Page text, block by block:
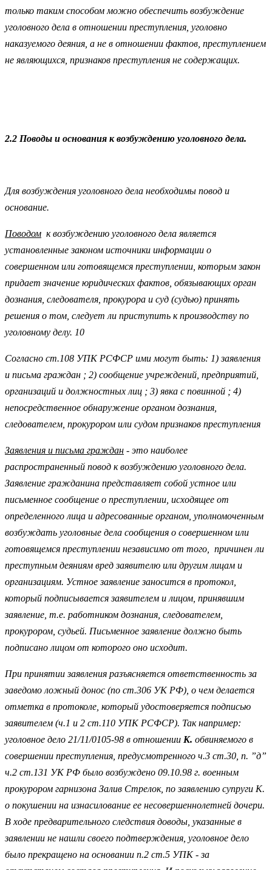
только таким способом можно обеспечить возбуждение
уголовного дела в отношении преступления, уголовно
наказуемого деяния, а не в отношении фактов, преступлением
не являющихся, признаков преступления не содержащих.
2.2 Поводы и основания к возбуждению уголовного дела.
Для возбуждения уголовного дела необходимы повод и
основание.
Поводом к возбуждению уголовного дела является
установленные законом источники информации о
совершенном или готовящемся преступлении, которым закон
придает значение юридических фактов, обязывающих орган
дознания, следователя, прокурора и суд (судью) принять
решения о том, следует ли приступить к производству по
уголовному делу. 10
Согласно ст.108 УПК РСФСР ими могут быть: 1) заявления
и письма граждан ; 2) сообщение учреждений, предприятий,
организаций и должностных лиц ; 3) явка с повинной ; 4)
непосредственное обнаружение органом дознания,
следователем, прокурором или судом признаков преступления
Заявления и письма граждан - это наиболее
распространенный повод к возбуждению уголовного дела.
Заявление гражданина представляет собой устное или
письменное сообщение о преступлении, исходящее от
определенного лица и адресованные органом, уполномоченным
возбуждать уголовные дела сообщения о совершенном или
готовящемся преступлении независимо от того, причинен ли
преступным деяниям вред заявителю или другим лицам и
организациям. Устное заявление заносится в протокол,
который подписывается заявителем и лицом, принявшим
заявление, т.е. работником дознания, следователем,
прокурором, судьей. Письменное заявление должно быть
подписано лицом от которого оно исходит.
При принятии заявления разъясняется ответственность за
заведомо ложный донос (по ст.306 УК РФ), о чем делается
отметка в протоколе, который удостоверяется подписью
заявителем (ч.1 и 2 ст.110 УПК РСФСР). Так например:
уголовное дело 21/11/0105-98 в отношении К. обвиняемого в
совершении преступления, предусмотренного ч.3 ст.30, п. ”д”
ч.2 ст.131 УК РФ было возбуждено 09.10.98 г. военным
прокурором гарнизона Залив Стрелок, по заявлению супруги К.
о покушении на изнасилование ее несовершеннолетней дочери.
В ходе предварительного следствия доводы, указанные в
заявлении не нашли своего подтверждения, уголовное дело
было прекращено на основании п.2 ст.5 УПК - за